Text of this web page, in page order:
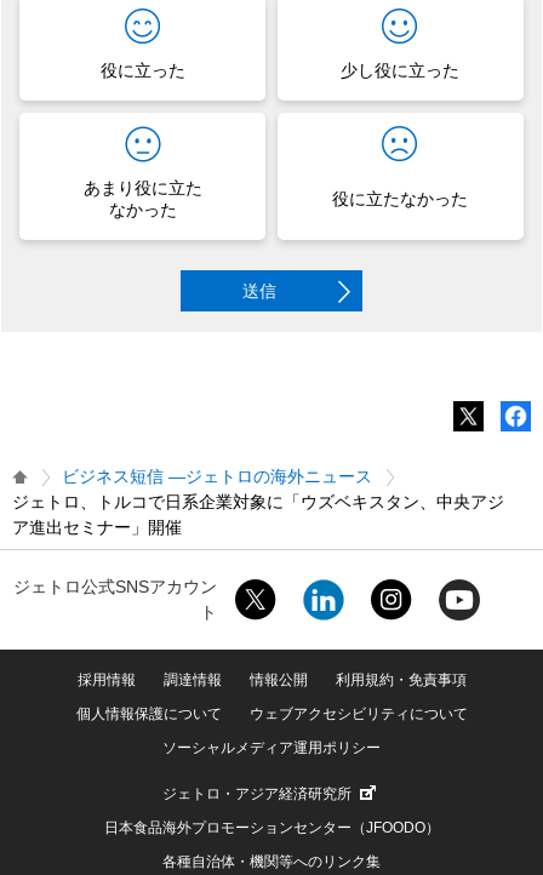
役に立った 少し役に立った
あまり役に立た
なかった
役に立たなかった
送信
ビジネス短信 ―ジェトロの海外ニュース
ジェトロ、トルコで日系企業対象に「ウズベキスタン、中央アジ
ア進出セミナー」開催
ジェトロ公式SNSアカウン
ト
採用情報 調達情報 情報公開
利用規約・免責事項
個人情報保護について
ウェブアクセシビリティについて
ソーシャルメディア運用ポリシー
ジェトロ・アジア経済研究所
日本食品海外プロモーションセンター（JFOODO）
各種自治体・機関等へのリンク集